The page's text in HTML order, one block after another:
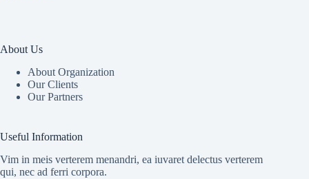
About Us
About Organization
Our Clients
Our Partners
Useful Information
Vim in meis verterem menandri, ea iuvaret delectus verterem
qui, nec ad ferri corpora.